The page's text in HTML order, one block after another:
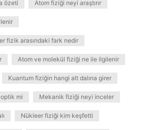
özeti Atom fiziği neyi araştırır
fizik arasındaki fark nedir
Atom ve molekül fiziği ne ile ilgilenir
Kuantum fiziğin hangi alt dalına girer
mi Mekanik fiziği neyi inceler
Nükleer fiziği kim keşfetti